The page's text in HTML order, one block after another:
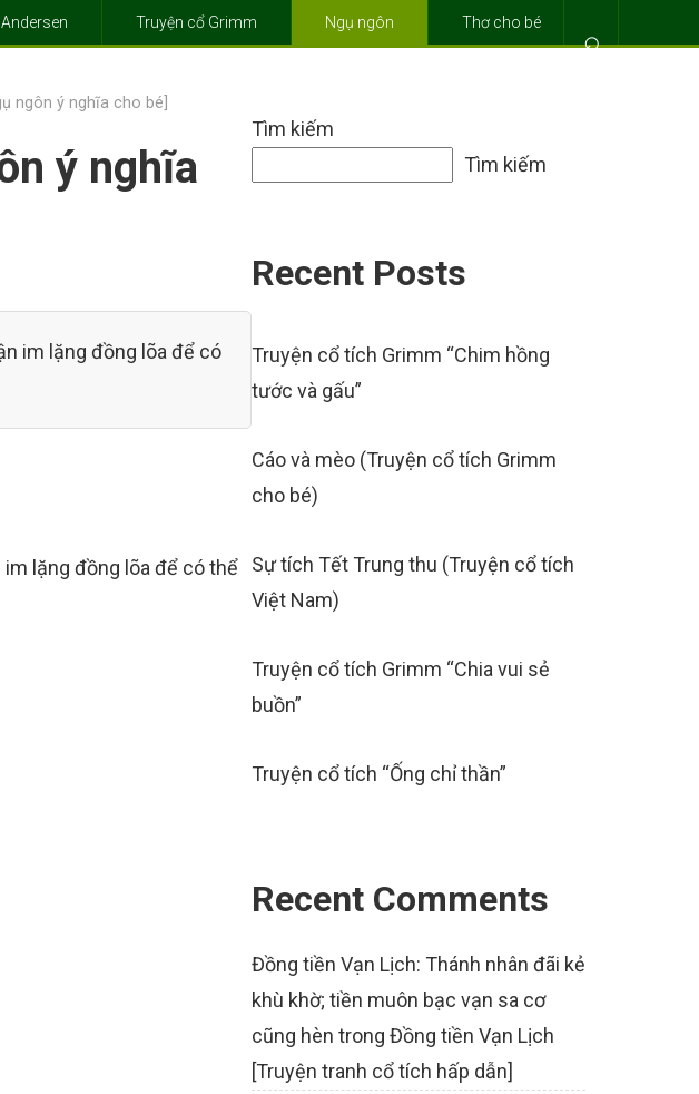
⌕
Truyện cổ Grimm Ngụ ngôn Thơ cho bé
ngôn ý nghĩa cho bé]
ý nghĩa
im lặng đồng lõa để có
lặng đồng lõa để có thể
Tìm kiếm
Tìm kiếm
Recent Posts
Truyện cổ tích Grimm “Chim hồng
tước và gấu”
Cáo và mèo (Truyện cổ tích Grimm
cho bé)
Sự tích Tết Trung thu (Truyện cổ tích
Việt Nam)
Truyện cổ tích Grimm “Chia vui sẻ
buồn”
Truyện cổ tích “Ống chỉ thần”
Recent Comments
Đồng tiền Vạn Lịch: Thánh nhân đãi kẻ
khù khờ; tiền muôn bạc vạn sa cơ
cũng hèn trong Đồng tiền Vạn Lịch
[Truyện tranh cổ tích hấp dẫn]